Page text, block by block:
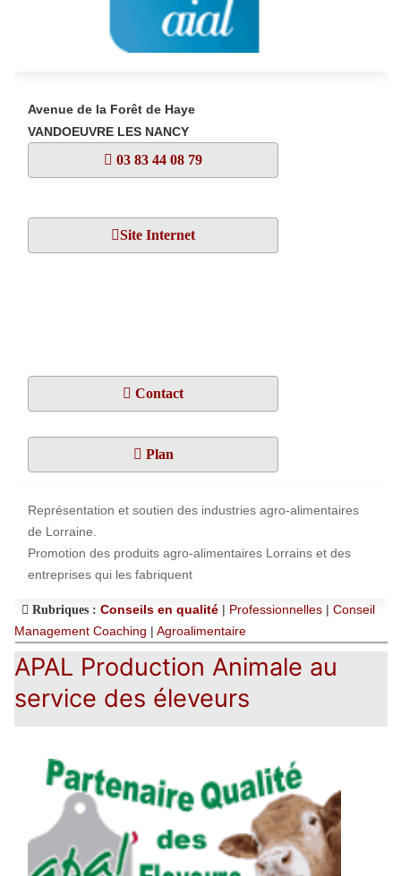
Avenue de la Forêt de Haye
VANDOEUVRE LES NANCY
03 83 44 08 79
Site Internet
Contact
Plan
Représentation et soutien des industries agro-alimentaires
de Lorraine.
Promotion des produits agro-alimentaires Lorrains et des
entreprises qui les fabriquent
Rubriques : Conseils en qualité | Professionnelles | Conseil
Management Coaching | Agroalimentaire
APAL Production Animale au
service des éleveurs